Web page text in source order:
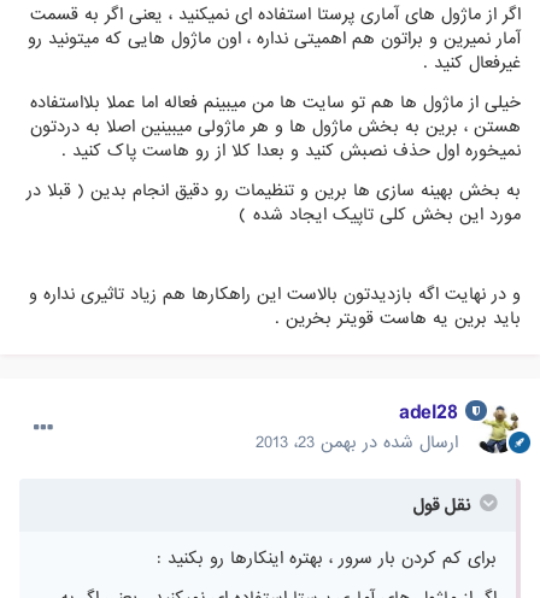
اگر از ماژول های آماری پرستا استفاده ای نمیکنید ، یعنی اگر به قسمت
آمار نمیرین و براتون هم اهمیتی نداره ، اون ماژول هایی که میتونید رو
غیرفعال کنید .
خیلی از ماژول ها هم تو سایت ها من میبینم فعاله اما عملا بلااستفاده
هستن ، برین به بخش ماژول ها و هر ماژولی میبینین اصلا به دردتون
نمیخوره اول حذف نصبش کنید و بعدا کلا از رو هاست پاک کنید .
به بخش بهینه سازی ها برین و تنظیمات رو دقیق انجام بدین ( قبلا در
مورد این بخش کلی تاپیک ایجاد شده )
و در نهایت اگه بازدیدتون بالاست این راهکارها هم زیاد تاثیری نداره و
باید برین یه هاست قویتر بخرین .
adel28
ارسال شده در بهمن 23، 2013
نقل قول
برای کم کردن بار سرور ، بهتره اینکارها رو بکنید :